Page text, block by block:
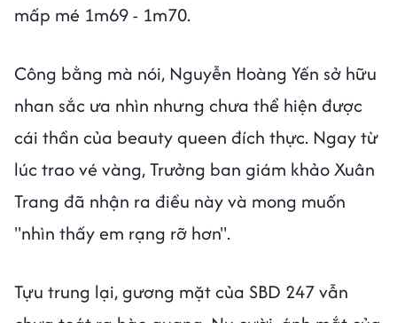
mấp mé 1m69 - 1m70.
Công bằng mà nói, Nguyễn Hoàng Yến sở hữu
nhan sắc ưa nhìn nhưng chưa thể hiện được
cái thần của beauty queen đích thực. Ngay từ
lúc trao vé vàng, Trưởng ban giám khảo Xuân
Trang đã nhận ra điều này và mong muốn
"nhìn thấy em rạng rỡ hơn".
Tựu trung lại, gương mặt của SBD 247 vẫn